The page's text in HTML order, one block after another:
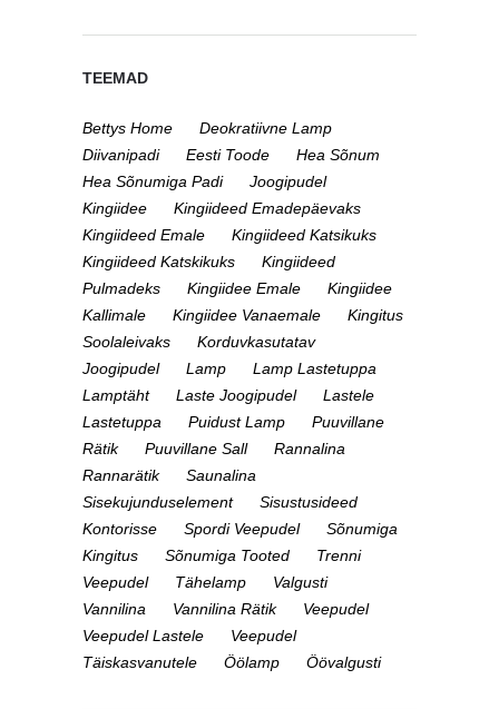
TEEMAD
Bettys Home
Deokratiivne Lamp
Diivanipadi
Eesti Toode
Hea Sõnum
Hea Sõnumiga Padi
Joogipudel
Kingiidee
Kingiideed Emadepäevaks
Kingiideed Emale
Kingiideed Katsikuks
Kingiideed Katskikuks
Kingiideed
Pulmadeks
Kingiidee Emale
Kingiidee
Kallimale
Kingiidee Vanaemale
Kingitus
Soolaleivaks
Korduvkasutatav
Joogipudel
Lamp
Lamp Lastetuppa
Lamptäht
Laste Joogipudel
Lastele
Lastetuppa
Puidust Lamp
Puuvillane
Rätik
Puuvillane Sall
Rannalina
Rannarätik
Saunalina
Sisekujunduselement
Sisustusideed
Kontorisse
Spordi Veepudel
Sõnumiga
Kingitus
Sõnumiga Tooted
Trenni
Veepudel
Tähelamp
Valgusti
Vannilina
Vannilina Rätik
Veepudel
Veepudel Lastele
Veepudel
Täiskasvanutele
Öölamp Öövalgusti